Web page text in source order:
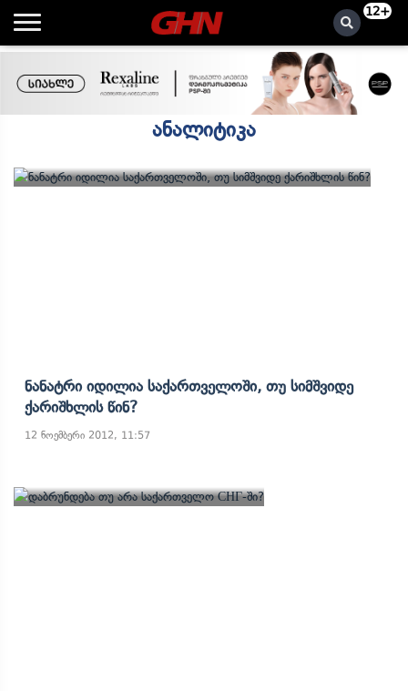
12+
ანალიტიკა
Ნანატრი Იდილია Საქართველოში, Თუ Სიმშვიდე
Ქარიშხლის Წინ?
12 ნოემბერი 2012, 11:57